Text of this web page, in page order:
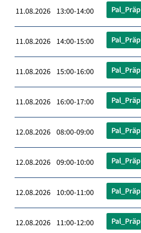
11.08.2026 13:00-14:00 Pal_Präp
11.08.2026 14:00-15:00 Pal_Präp
11.08.2026 15:00-16:00 Pal_Präp
11.08.2026 16:00-17:00 Pal_Präp
12.08.2026 08:00-09:00 Pal_Präp
12.08.2026 09:00-10:00 Pal_Präp
12.08.2026 10:00-11:00 Pal_Präp
12.08.2026 11:00-12:00 Pal_Präp